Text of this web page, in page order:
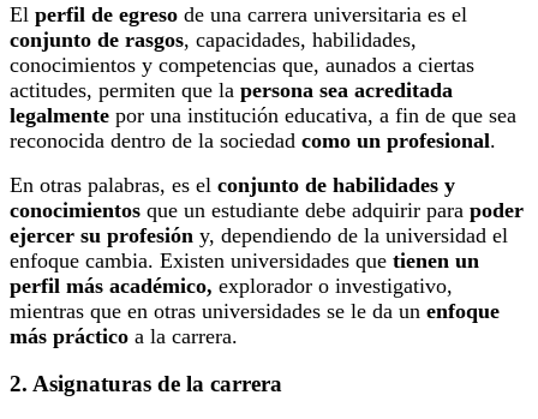
El perfil de egreso de una carrera universitaria es el
conjunto de rasgos, capacidades, habilidades,
conocimientos y competencias que, aunados a ciertas
actitudes, permiten que la persona sea acreditada
legalmente por una institución educativa, a fin de que sea
reconocida dentro de la sociedad como un profesional.
En otras palabras, es el conjunto de habilidades y
conocimientos que un estudiante debe adquirir para poder
ejercer su profesión y, dependiendo de la universidad el
enfoque cambia. Existen universidades que tienen un
perfil más académico, explorador o investigativo,
mientras que en otras universidades se le da un enfoque
más práctico a la carrera.
2. Asignaturas de la carrera